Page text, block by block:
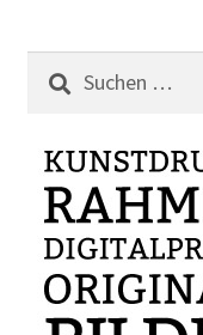
Suchen
nach: